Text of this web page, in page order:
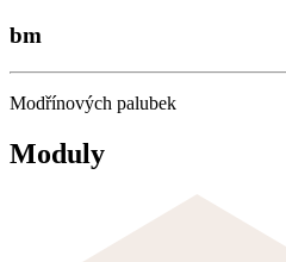
bm
Modřínových palubek
Moduly